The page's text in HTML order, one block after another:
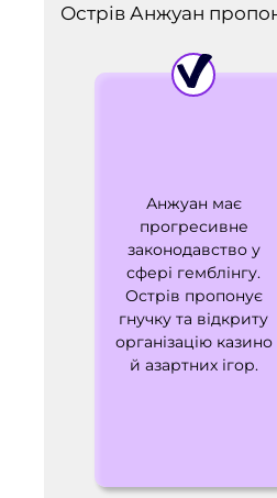
Острів Анжуан
Анжуан має
прогресивне
законодавство у
сфері гемблінгу.
Острів пропонує
гнучку та відкриту
організацію казино
й азартних ігор.